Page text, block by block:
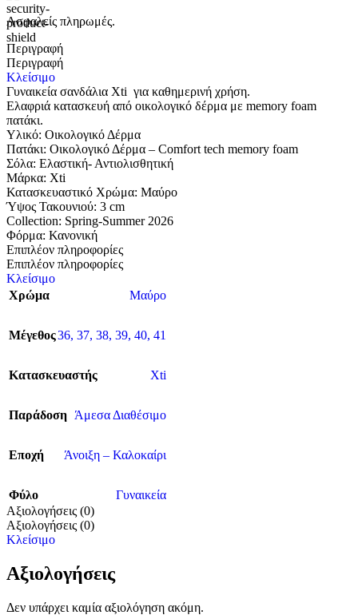
Ασφαλείς πληρωμές.
Περιγραφή
Περιγραφή
Κλείσιμο
Γυναικεία σανδάλια Xti για καθημερινή χρήση.
Ελαφριά κατασκευή από οικολογικό δέρμα με memory foam
πατάκι.
Υλικό: Οικολογικό Δέρμα
Πατάκι: Οικολογικό Δέρμα – Comfort tech memory foam
Σόλα: Eλαστική- Αντιολισθητική
Μάρκα: Xti
Κατασκευαστικό Χρώμα: Μαύρο
Ύψος Τακουνιού: 3 cm
Collection: Spring-Summer 2026
Φόρμα: Κανονική
Επιπλέον πληροφορίες
Επιπλέον πληροφορίες
Κλείσιμο
Χρώμα
Μαύρο
Μέγεθος36, 37, 38, 39, 40, 41
Κατασκευαστής Xti
Παράδοση Άμεσα Διαθέσιμο
Εποχή Άνοιξη – Καλοκαίρι
Φύλο
Γυναικεία
Αξιολογήσεις (0)
Αξιολογήσεις (0)
Κλείσιμο
Αξιολογήσεις
Δεν υπάρχει καμία αξιολόγηση ακόμη.